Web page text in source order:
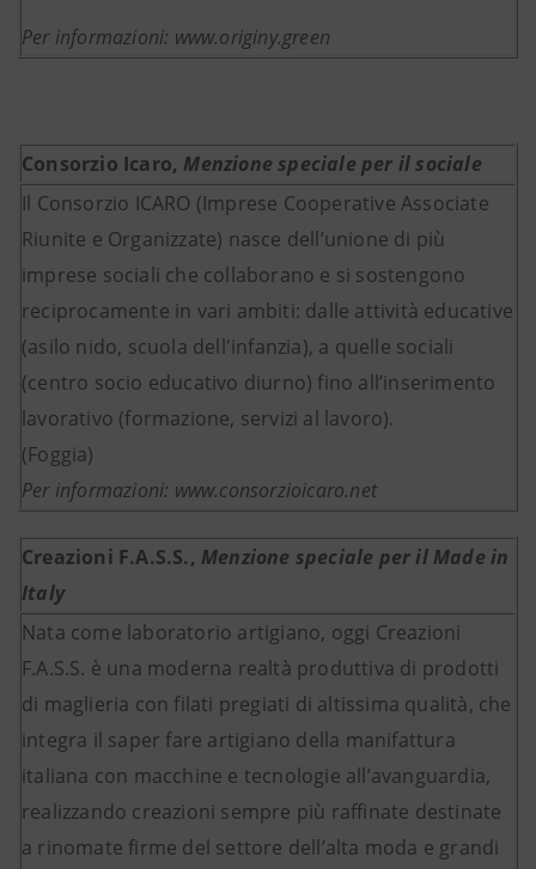
Per informazioni: www.originy.green
Consorzio Icaro, Menzione speciale per il sociale
Il Consorzio ICARO (Imprese Cooperative Associate
Riunite e Organizzate) nasce dell’unione di più
imprese sociali che collaborano e si sostengono
reciprocamente in vari ambiti: dalle attività educative
(asilo nido, scuola dell'infanzia), a quelle sociali
(centro socio educativo diurno) fino all’inserimento
lavorativo (formazione, servizi al lavoro).
(Foggia)
Per informazioni: www.consorzioicaro.net
Creazioni F.A.S.S., Menzione speciale per il Made in
Italy
Nata come laboratorio artigiano, oggi Creazioni
F.A.S.S. è una moderna realtà produttiva di prodotti
di maglieria con filati pregiati di altissima qualità, che
integra il saper fare artigiano della manifattura
italiana con macchine e tecnologie all’avanguardia,
realizzando creazioni sempre più raffinate destinate
a rinomate firme del settore dell’alta moda e grandi